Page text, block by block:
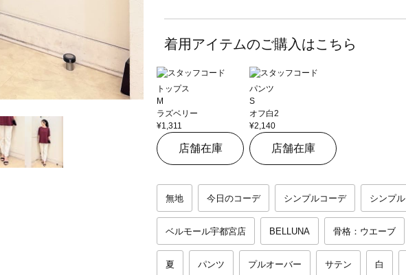
着用アイテムのご購入はこちら
トップス
M
ラズベリー
¥1,311
店舗在庫
パンツ
S
オフ白2
¥2,140
店舗在庫
無地 今日のコーデ シンプルコーデ シンプル
ベルモール宇都宮店 BELLUNA 骨格：ウエーブ
夏 パンツ プルオーバー サテン 白